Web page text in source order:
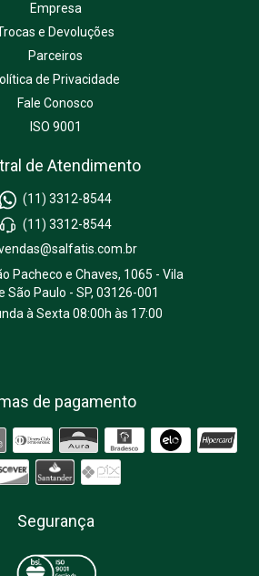
Empresa
e Devoluções
Parceiros
de Privacidade
Fale Conosco
ISO 9001
de Atendimento
(11) 3312-8544
(11) 3312-8544
Pacheco e Chaves, 1065 - Vila
São Paulo - SP, 03126-001
à Sexta 08:00h às 17:00
de pagamento
Segurança